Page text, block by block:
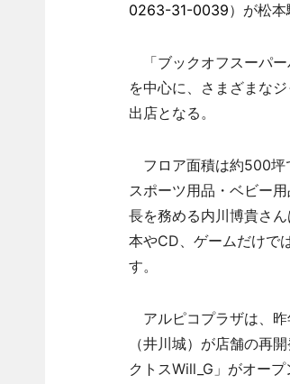
0263-31-0039）が松
「ブックオフスーパー
を中心に、さまざまな
出店となる。
フロア面積は約500坪
スポーツ用品・ベビー
長を務める内川博貴さ
本やCD、ゲームだけで
す。
アルピコプラザは、昨
（井川城）が店舗の再
クトスWill_G」がオー